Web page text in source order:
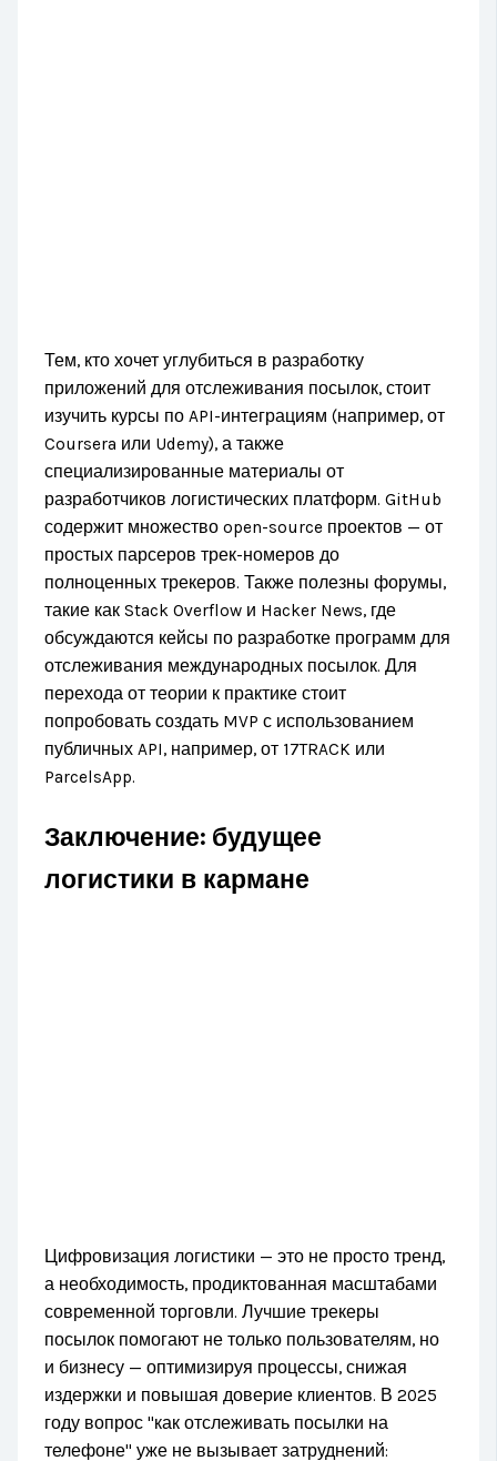
Тем, кто хочет углубиться в разработку
приложений для отслеживания посылок, стоит
изучить курсы по API-интеграциям (например, от
Coursera или Udemy), а также
специализированные материалы от
разработчиков логистических платформ. GitHub
содержит множество open-source проектов — от
простых парсеров трек-номеров до
полноценных трекеров. Также полезны форумы,
такие как Stack Overflow и Hacker News, где
обсуждаются кейсы по разработке программ для
отслеживания международных посылок. Для
перехода от теории к практике стоит
попробовать создать MVP с использованием
публичных API, например, от 17TRACK или
ParcelsApp.
Заключение: будущее
логистики в кармане
Цифровизация логистики — это не просто тренд,
а необходимость, продиктованная масштабами
современной торговли. Лучшие трекеры
посылок помогают не только пользователям, но
и бизнесу — оптимизируя процессы, снижая
издержки и повышая доверие клиентов. В 2025
году вопрос "как отслеживать посылки на
телефоне" уже не вызывает затруднений: